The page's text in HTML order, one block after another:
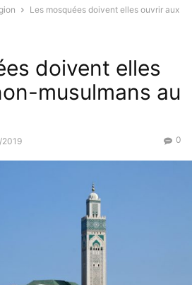
Les mosquées doivent elles ouvrir aux
doivent elles
musulmans au
2019 0